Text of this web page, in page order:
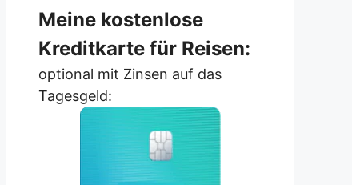
Meine kostenlose
Kreditkarte für Reisen:
optional mit Zinsen auf das
Tagesgeld: